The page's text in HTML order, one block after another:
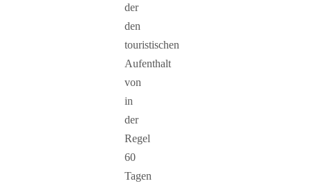
der
den
touristischen
Aufenthalt
von
in
der
Regel
60
Tagen